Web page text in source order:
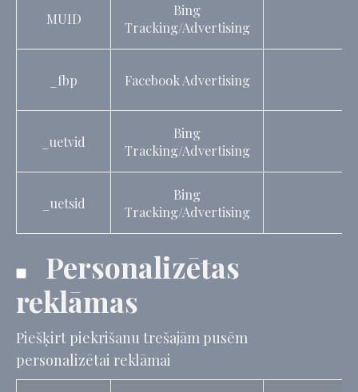
MUID
Bing
Tracking/Advertising
_fbp Facebook Advertising
_uetvid
Bing
Tracking/Advertising
_uetsid
Bing
Tracking/Advertising
Personalizētas
reklāmas
Piešķirt piekrišanu trešajām pusēm
personalizētai reklāmai